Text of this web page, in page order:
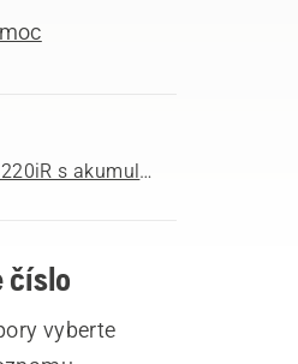
Prejsť na stránku výrobku 220iR s akumulátorom a nabíjačkou
číslo
vyberte